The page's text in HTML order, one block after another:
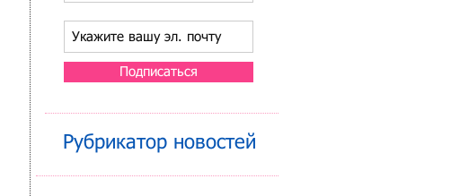
Подписаться
Рубрикатор новостей